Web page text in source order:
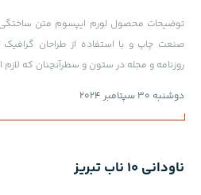
توضیحات محصول لورم ایپسوم متن ساختگی
صنعت چاپ و با استفاده از طراحان
روزنامه و مجله در ستون و سطرآنچنان که
دوشنبه 30 سپتامبر 2024
ناودانی 10 ناب تبریز